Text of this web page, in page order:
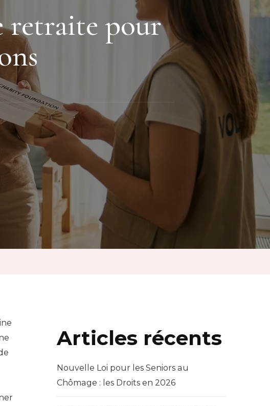
retraite pour
Articles récents
Nouvelle Loi pour les Seniors au
Chômage : les Droits en 2026